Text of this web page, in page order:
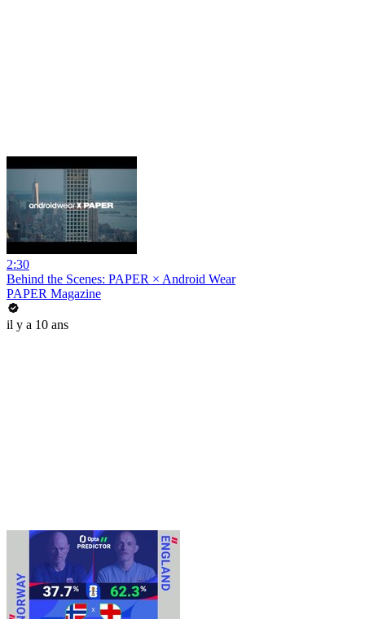
2:30
Behind the Scenes: PAPER × Android Wear
PAPER Magazine
il y a 10 ans